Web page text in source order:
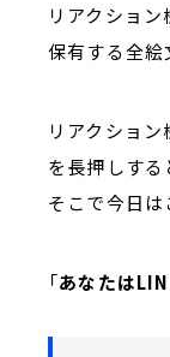
リアクショ
保有する全絵
リアクショ
を長押しする
そこで今日は
「あなたは